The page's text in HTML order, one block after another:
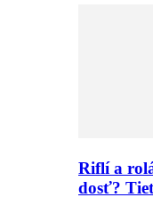
Riflí a
dosť?